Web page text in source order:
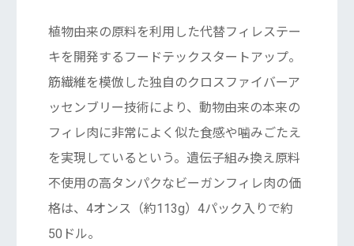
植物由来の原料を利用した代替フィレステー
キを開発するフードテックスタートアップ。
筋繊維を模倣した独自のクロスファイバーア
ッセンブリー技術により、動物由来の本来の
フィレ肉に非常によく似た食感や噛みごたえ
を実現しているという。遺伝子組み換え原料
不使用の高タンパクなビーガンフィレ肉の価
格は、4オンス（約113g）4パック入りで約
50ドル。